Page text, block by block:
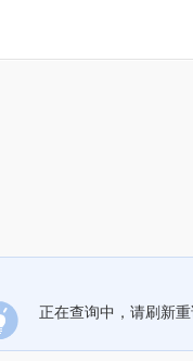
正在查询中，请刷新